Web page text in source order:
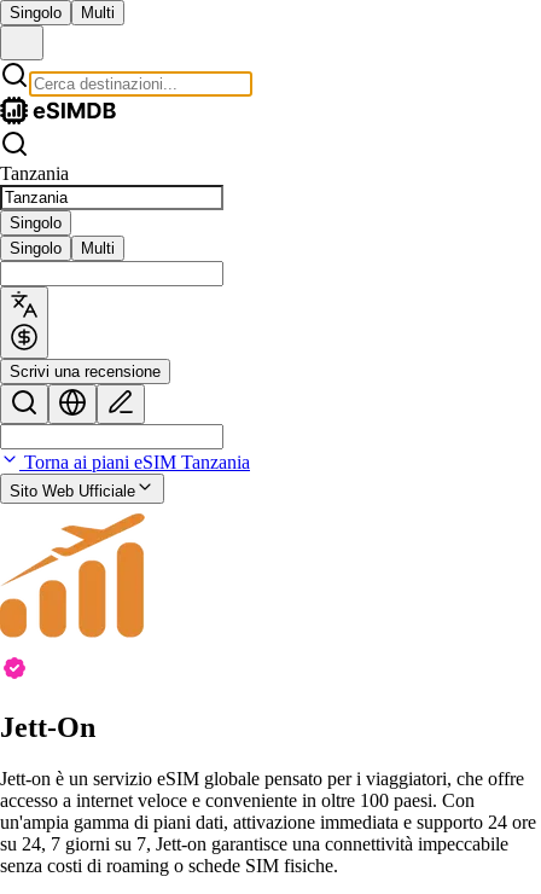
Singolo Multi
Tanzania
Singolo
Singolo
Multi
Scrivi una recensione
Torna ai piani eSIM Tanzania
Sito Web Ufficiale
Jett-On
Jett-on è un servizio eSIM globale pensato per i viaggiatori, che offre
accesso a internet veloce e conveniente in oltre 100 paesi. Con
un'ampia gamma di piani dati, attivazione immediata e supporto 24 ore
su 24, 7 giorni su 7, Jett-on garantisce una connettività impeccabile
senza costi di roaming o schede SIM fisiche.